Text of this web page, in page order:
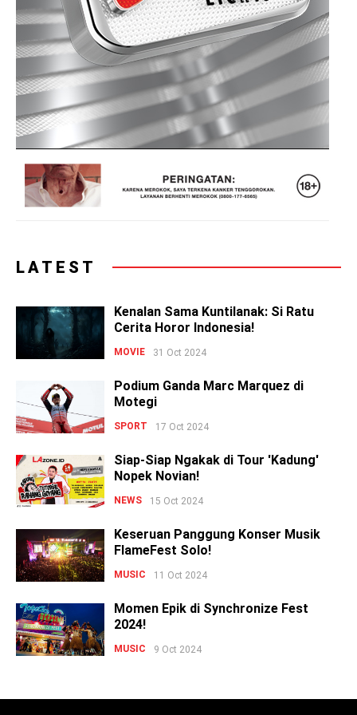
LATEST
Kenalan Sama Kuntilanak: Si Ratu
Cerita Horor Indonesia!
MOVIE 31 Oct 2024
Podium Ganda Marc Marquez di
Motegi
SPORT 17 Oct 2024
Siap-Siap Ngakak di Tour 'Kadung'
Nopek Novian!
NEWS 15 Oct 2024
Keseruan Panggung Konser Musik
FlameFest Solo!
MUSIC 11 Oct 2024
Momen Epik di Synchronize Fest
2024!
MUSIC 9 Oct 2024